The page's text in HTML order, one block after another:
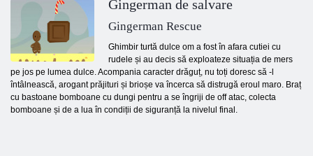
Gingerman de salvare
Gingerman Rescue
Ghimbir turtă dulce om a fost în afara cutiei cu
rudele și au decis să exploateze situația de mers
pe jos pe lumea dulce. Acompania caracter drăguț, nu toți doresc să -l
întâlnească, arogant prăjituri și brioșe va încerca să distrugă eroul maro. Braț
cu bastoane bomboane cu dungi pentru a se îngriji de off atac, colecta
bomboane și de a lua în condiții de siguranță la nivelul final.